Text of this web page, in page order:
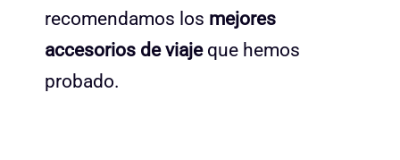
recomendamos los mejores
accesorios de viajeque hemos
probado.